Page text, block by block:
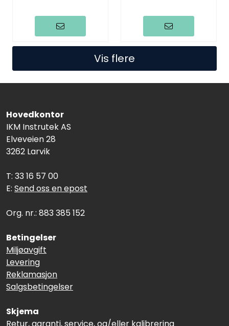
Vis flere
Hovedkontor
IKM Instrutek AS
Elveveien 28
3262 Larvik
T: 33 16 57 00
E: Send oss en epost
Org. nr.: 883 385 152
Betingelser
Miljøavgift
Levering
Reklamasjon
Salgsbetingelser
Skjema